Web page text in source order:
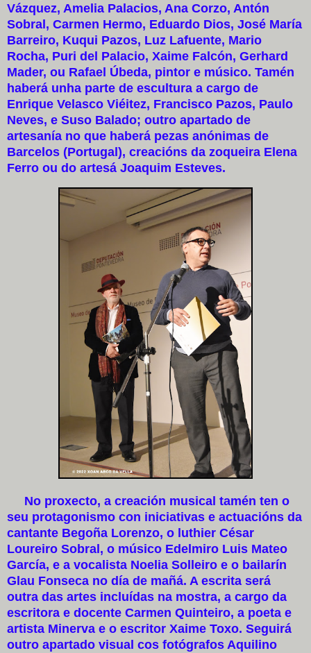
Vázquez, Amelia Palacios, Ana Corzo, Antón
Sobral, Carmen Hermo, Eduardo Dios, José María
Barreiro, Kuqui Pazos, Luz Lafuente, Mario
Rocha, Puri del Palacio, Xaime Falcón, Gerhard
Mader, ou Rafael Úbeda, pintor e músico. Tamén
haberá unha parte de escultura a cargo de
Enrique Velasco Viéitez, Francisco Pazos, Paulo
Neves, e Suso Balado; outro apartado de
artesanía no que haberá pezas anónimas de
Barcelos (Portugal), creacións da zoqueira Elena
Ferro ou do artesá Joaquim Esteves.
No proxecto, a creación musical tamén ten o
seu protagonismo con iniciativas e actuacións da
cantante Begoña Lorenzo, o luthier César
Loureiro Sobral, o músico Edelmiro Luis Mateo
García, e a vocalista Noelia Solleiro e o bailarín
Glau Fonseca no día de mañá. A escrita será
outra das artes incluídas na mostra, a cargo da
escritora e docente Carmen Quinteiro, a poeta e
artista Minerva e o escritor Xaime Toxo. Seguirá
outro apartado visual cos fotógrafos Aquilino